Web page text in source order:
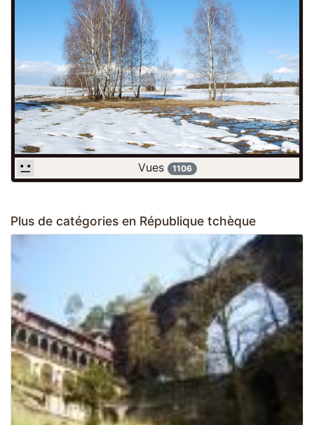
Vues 1106
Plus de catégories en République tchèque